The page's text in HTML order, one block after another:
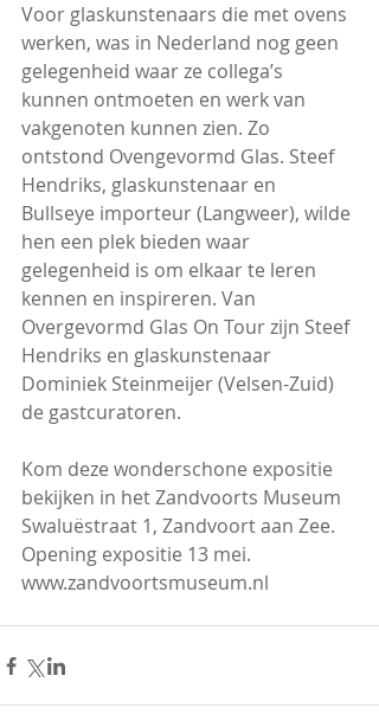
Voor glaskunstenaars die met ovens
werken, was in Nederland nog geen
gelegenheid waar ze collega’s
kunnen ontmoeten en werk van
vakgenoten kunnen zien. Zo
ontstond Ovengevormd Glas. Steef
Hendriks, glaskunstenaar en
Bullseye importeur (Langweer), wilde
hen een plek bieden waar
gelegenheid is om elkaar te leren
kennen en inspireren. Van
Overgevormd Glas On Tour zijn Steef
Hendriks en glaskunstenaar
Dominiek Steinmeijer (Velsen-Zuid)
de gastcuratoren.
Kom deze wonderschone expositie
bekijken in het Zandvoorts Museum
Swaluëstraat 1, Zandvoort aan Zee.
Opening expositie 13 mei.
www.zandvoortsmuseum.nl